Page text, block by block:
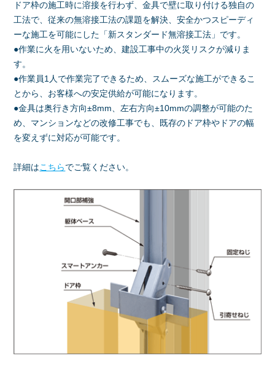
ドア枠の施工時に溶接を行わず、金具で壁に取り付ける独自の
工法で、従来の無溶接工法の課題を解決、安全かつスピーディ
ーな施工を可能にした「新スタンダード無溶接工法」です。
●作業に火を用いないため、建設工事中の火災リスクが減りま
す。
●作業員1人で作業完了できるため、スムーズな施工ができるこ
とから、お客様への安定供給が可能になります。
●金具は奥行き方向±8mm、左右方向±10mmの調整が可能のた
め、マンションなどの改修工事でも、既存のドア枠やドアの幅
を変えずに対応が可能です。
詳細はこちら でご覧ください。